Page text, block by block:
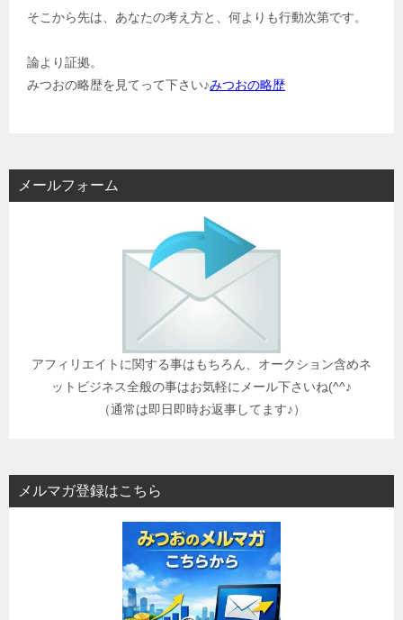
そこから先は、あなたの考え方と、何よりも行動次第です。
論より証拠。
みつおの略歴を見てって下さい♪みつおの略歴
メールフォーム
アフィリエイトに関する事はもちろん、オークション含めネ
ットビジネス全般の事はお気軽にメール下さいね(^^♪
（通常は即日即時お返事してます♪）
メルマガ登録はこちら